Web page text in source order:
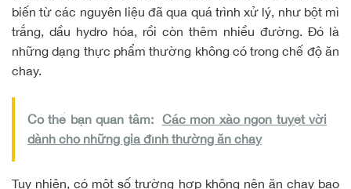
biến từ các nguyên liệu đã qua quá trình xử lý, như bột mì
trắng, dầu hydro hóa, rồi còn thêm nhiều đường. Đó là
những dạng thực phẩm thường không có trong chế độ ăn
chay.
Có thể bạn quan tâm:
Các món xào ngon tuyệt vời
dành cho những gia đình thường ăn chay
Tuy nhiên, có một số trường hợp không nên ăn chaybao